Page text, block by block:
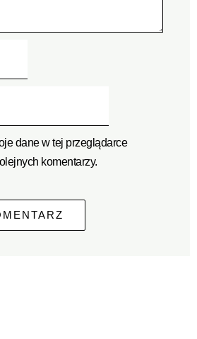
dane w tej przeglądarce
komentarzy.